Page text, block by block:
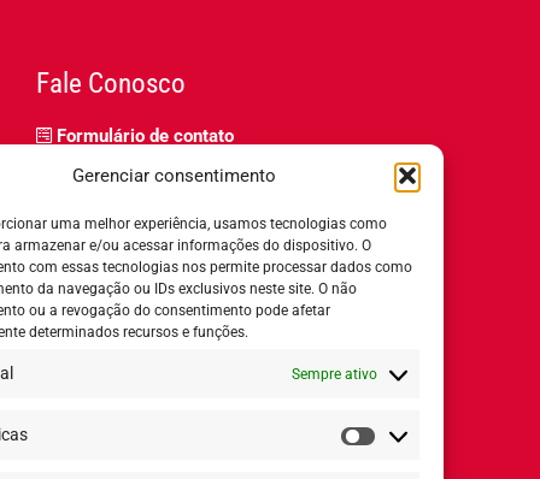
Gerenciar consentimento
uma melhor experiência, usamos tecnologias como
armazenar e/ou acessar informações do dispositivo. O
com essas tecnologias nos permite processar dados como
da navegação ou IDs exclusivos neste site. O não
ou a revogação do consentimento pode afetar
determinados recursos e funções.
Sempre ativo
Estatísticas
Fale Conosco
Formulário de contato
Relatório de igualdade salarial
Horário de Atendimento:
8h ás 18h